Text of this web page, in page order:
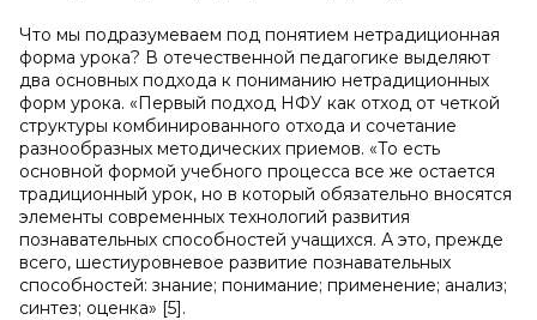
Что мы подразумеваем под понятием нетрадиционная
форма урока? В отечественной педагогике выделяют
два основных подхода к пониманию нетрадиционных
форм урока. «Первый подход НФУ как отход от четкой
структуры комбинированного отхода и сочетание
разнообразных методических приемов. «То есть
основной формой учебного процесса все же остается
традиционный урок, но в который обязательно вносятся
элементы современных технологий развития
познавательных способностей учащихся. А это, прежде
всего, шестиуровневое развитие познавательных
способностей: знание; понимание; применение; анализ;
синтез; оценка» [5].